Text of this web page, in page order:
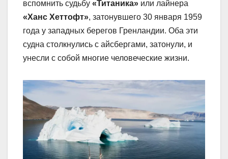
вспомнить судьбу «Титаника» или лайнера
«Ханс Хеттофт», затонувшего 30 января 1959
года у западных берегов Гренландии. Оба эти
судна столкнулись с айсбергами, затонули, и
унесли с собой многие человеческие жизни.